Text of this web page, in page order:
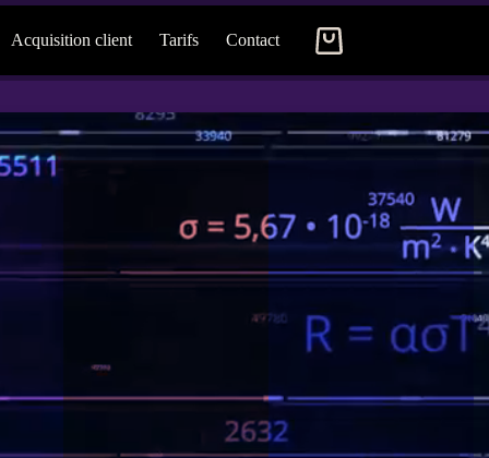
Acquisition client Tarifs Contact
Panier